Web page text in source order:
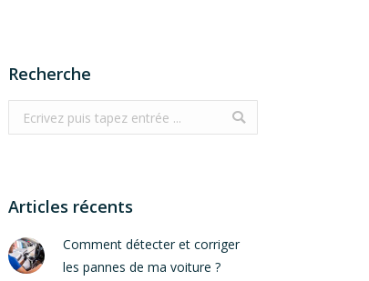
Recherche
Search:
Articles récents
Comment détecter et corriger
les pannes de ma voiture ?